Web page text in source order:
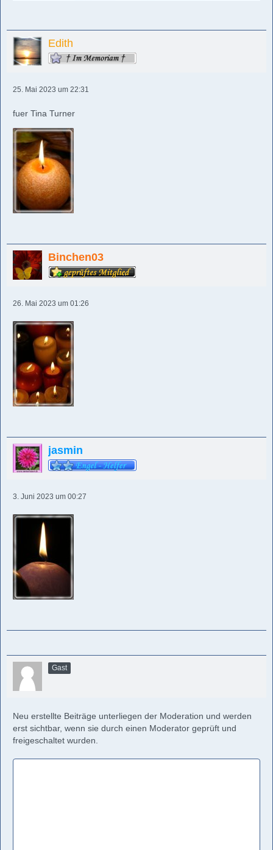
Edith
25. Mai 2023 um 22:31
fuer Tina Turner
Binchen03
26. Mai 2023 um 01:26
jasmin
3. Juni 2023 um 00:27
Gast
Neu erstellte Beiträge unterliegen der Moderation und werden
erst sichtbar, wenn sie durch einen Moderator geprüft und
freigeschaltet wurden.